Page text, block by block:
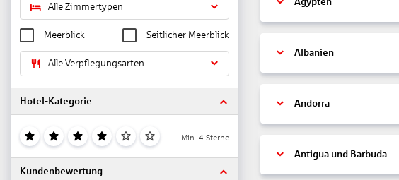
Alle Zimmertypen
Meerblick Seitlicher Meerblick
Alle Verpflegungsarten
Hotel-Kategorie
Min. 4 Sterne
Kundenbewertung
Albanien
Andorra
Antigua und Barbuda